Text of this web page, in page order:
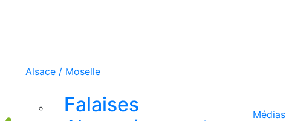
Alsace / Moselle
Falaises
Médias